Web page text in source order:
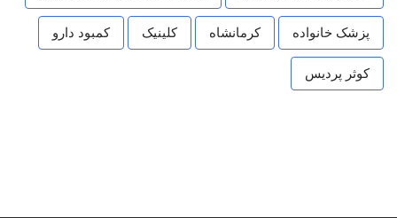
پزشک خانواده کرمانشاه کلینیک کمبود دارو
کوثر پردیس